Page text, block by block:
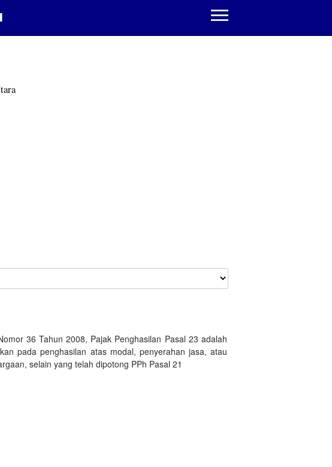
36 Tahun 2008, Pajak Penghasilan Pasal 23 adalah
pada penghasilan atas modal, penyerahan jasa, atau
selain yang telah dipotong PPh Pasal 21